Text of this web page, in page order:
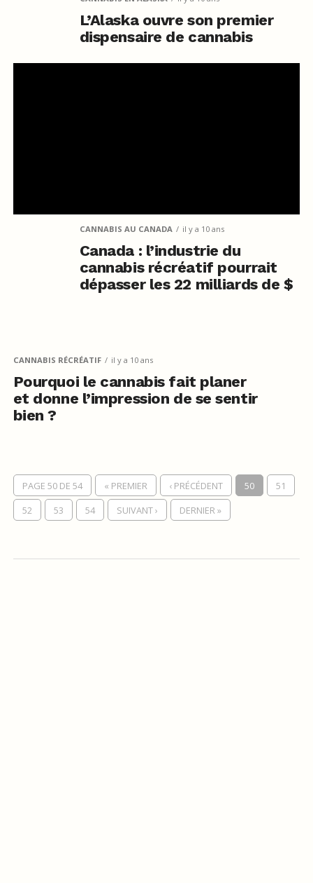
L’Alaska ouvre son premier
dispensaire de cannabis
CANNABIS AU CANADA il y a 10 ans
Canada : l’industrie du
cannabis récréatif pourrait
dépasser les 22 milliards de $
CANNABIS RÉCRÉATIF il y a 10 ans
Pourquoi le cannabis fait planer
et donne l’impression de se sentir
bien ?
PAGE 50 DE 54 « PREMIER ‹ PRÉCÉDENT 50
51
52
53 54 SUIVANT › DERNIER »